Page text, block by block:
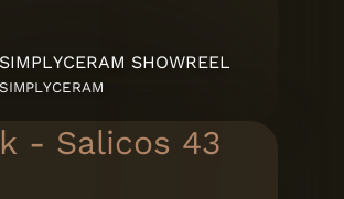
SIMPLYCERAM SHOWREEL
SIMPLYCERAM